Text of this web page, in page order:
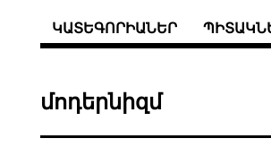
ԿԱՏԵԳՈՐԻԱՆԵՐ
մոդերնիզմ